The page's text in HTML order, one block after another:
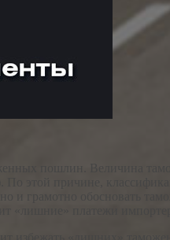
пошлин. Величина
этой причине,
и грамотно обосновать
«лишние» платежи